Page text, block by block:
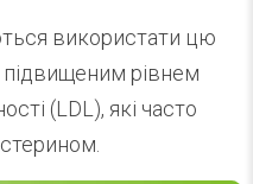
використати цю
підвищеним рівнем
(LDL), які часто